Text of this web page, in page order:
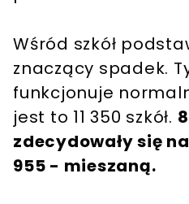
Wśród szkół
znaczący spadek.
funkcjonuje
jest to 11 350 szkół.
zdecydowały się
955 - mieszaną.